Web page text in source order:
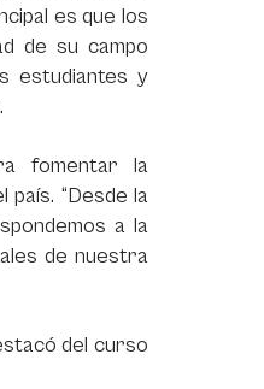
es que los
de su campo
estudiantes y
fomentar la
“Desde la
a la
de nuestra
del curso